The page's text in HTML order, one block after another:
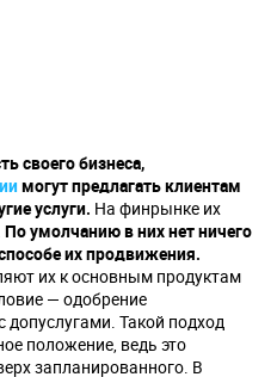
своего бизнеса,
могут предлагать клиентам
услуги. На финрынке их
По умолчанию в них нет ничего
их продвижения.
их к основным продуктам
— одобрение
допуслугами. Такой подход
положение, ведь это
запланированного. В